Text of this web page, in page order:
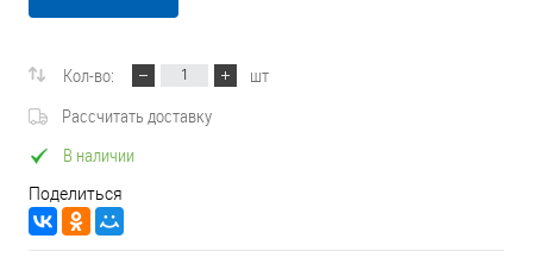
Кол-во:
шт
Рассчитать доставку
В наличии
Поделиться